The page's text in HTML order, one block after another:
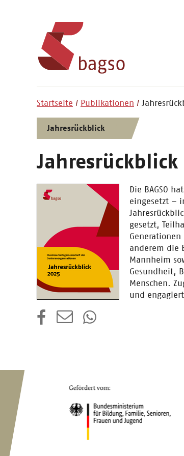
Startseite Publikationen
Jahresrückblick
Jahresrückblick
Die BAGSO
eingesetzt –
gesetzt,
anderem die
Mannheim
Gesundheit,
Menschen.
und